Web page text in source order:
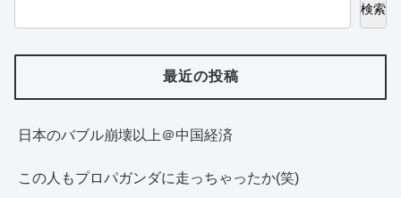
検索
最近の投稿
日本のバブル崩壊以上＠中国経済
この人もプロパガンダに走っちゃったか(笑)